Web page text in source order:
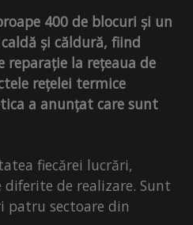
400 de blocuri și un
și căldură, fiind
reparație la rețeaua de
rețelei termice
a anunțat care sunt
fiecărei lucrări,
de realizare. Sunt
patru sectoare din